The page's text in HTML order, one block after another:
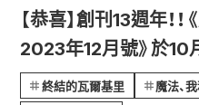
【恭喜】創刊13週年！
2023年12月號》於10
終結的瓦爾基里 魔法、